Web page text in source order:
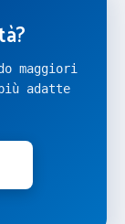
maggiori
adatte